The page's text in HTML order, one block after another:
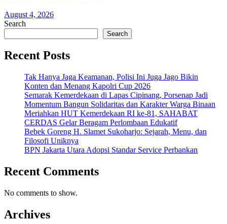
August 4, 2026
Search
Search
Recent Posts
Tak Hanya Jaga Keamanan, Polisi Ini Juga Jago Bikin
Konten dan Menang Kapolri Cup 2026
Semarak Kemerdekaan di Lapas Cipinang, Porsenap Jadi
Momentum Bangun Solidaritas dan Karakter Warga Binaan
Meriahkan HUT Kemerdekaan RI ke-81, SAHABAT
CERDAS Gelar Beragam Perlombaan Edukatif
Bebek Goreng H. Slamet Sukoharjo: Sejarah, Menu, dan
Filosofi Uniknya
BPN Jakarta Utara Adopsi Standar Service Perbankan
Recent Comments
No comments to show.
Archives